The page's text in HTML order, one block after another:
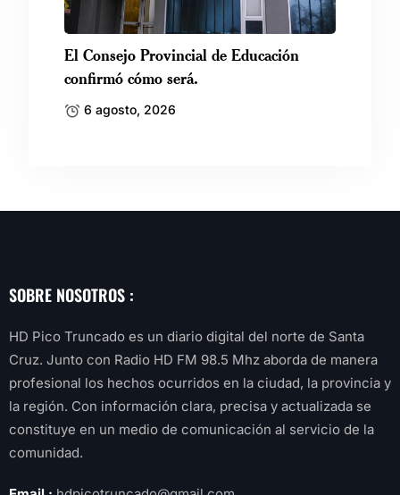
El Consejo Provincial de Educación
confirmó cómo será.
6 agosto, 2026
SOBRE NOSOTROS :
HD Pico Truncado es un diario digital del norte de Santa
Cruz. Junto con Radio HD FM 98.5 Mhz aborda de manera
profesional los hechos ocurridos en la ciudad, la provincia y
la región. Con información clara, precisa y actualizada se
constituye en un medio de comunicación al servicio de la
comunidad.